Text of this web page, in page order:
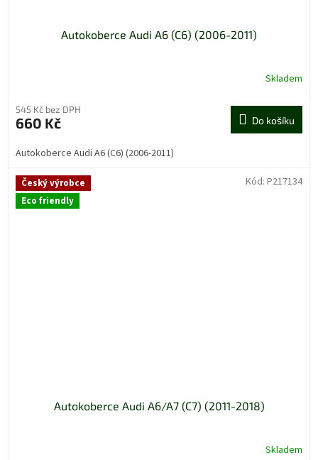
Autokoberce Audi A6 (C6) (2006-2011)
Skladem
545 Kč bez DPH
660 Kč Do košíku
Autokoberce Audi A6 (C6) (2006-2011)
Český výrobce
Eco friendly
Autokoberce Audi A6/A7 (C7) (2011-2018)
Skladem
Kód: P217134